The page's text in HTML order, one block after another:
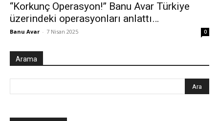
“Korkunç Operasyon!” Banu Avar Türkiye
üzerindeki operasyonları anlattı…
Banu Avar - 7 Nisan 2025 0
Arama